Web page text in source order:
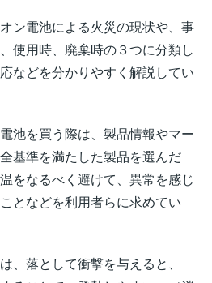
ン電池による火災の現状や、事
使用時、廃棄時の３つに分類し
などを分かりやすく解説してい
池を買う際は、製品情報やマー
基準を満たした製品を選んだ
をなるべく避けて、異常を感じ
となどを利用者らに求めてい
、落として衝撃を与えると、